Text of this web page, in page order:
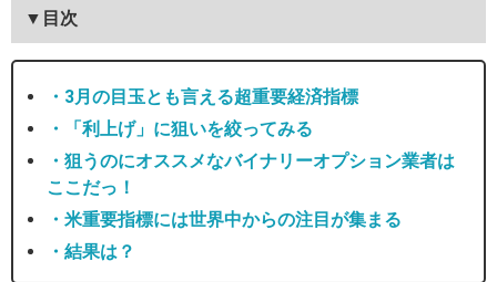
▼目次
・3月の目玉とも言える超重要経済指標
・「利上げ」に狙いを絞ってみる
・狙うのにオススメなバイナリーオプション業者は
ここだっ！
・米重要指標には世界中からの注目が集まる
・結果は？